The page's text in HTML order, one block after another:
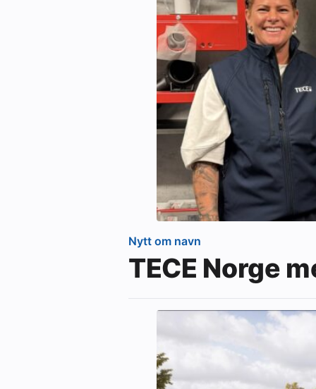
Nytt om navn
TECE Norge